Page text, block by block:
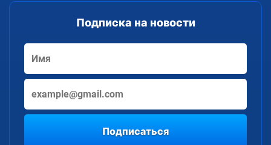
Подписка на новости
Подписаться